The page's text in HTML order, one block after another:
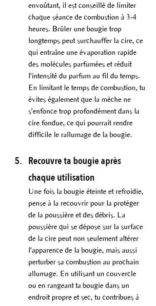
envoûtant, il est conseillé de limiter
chaque séance de combustion à 3-4
heures. Brûler une bougie trop
longtemps peut surchauffer la cire, ce
qui entraîne une évaporation rapide
des molécules parfumées et réduit
l'intensité du parfum au fil du temps.
En limitant le temps de combustion, tu
évites également que la mèche ne
s'enfonce trop profondément dans la
cire fondue, ce qui pourrait rendre
difficile le rallumage de la bougie.
Recouvre ta bougie après
chaque utilisation
Une fois la bougie éteinte et refroidie,
pense à la recouvrir pour la protéger
de la poussière et des débris. La
poussière qui se dépose sur la surface
de la cire peut non seulement altérer
l'apparence de la bougie, mais aussi
perturber sa combustion au prochain
allumage. En utilisant un couvercle
ou en rangeant ta bougie dans un
endroit propre et sec, tu contribues à